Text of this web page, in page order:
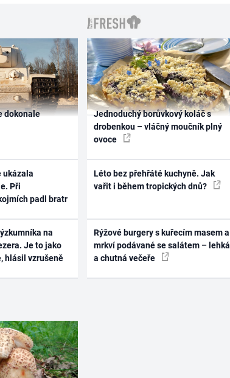
dokonale
ukázala
Při
padl bratr
na
Je to jako
hlásil vzrušeně
Jednoduchý borůvkový koláč s
drobenkou – vláčný moučník plný
ovoce
Léto bez přehřáté kuchyně. Jak
vařit i během tropických dnů?
Rýžové burgery s kuřecím masem a
mrkví podávané se salátem – lehká
a chutná večeře